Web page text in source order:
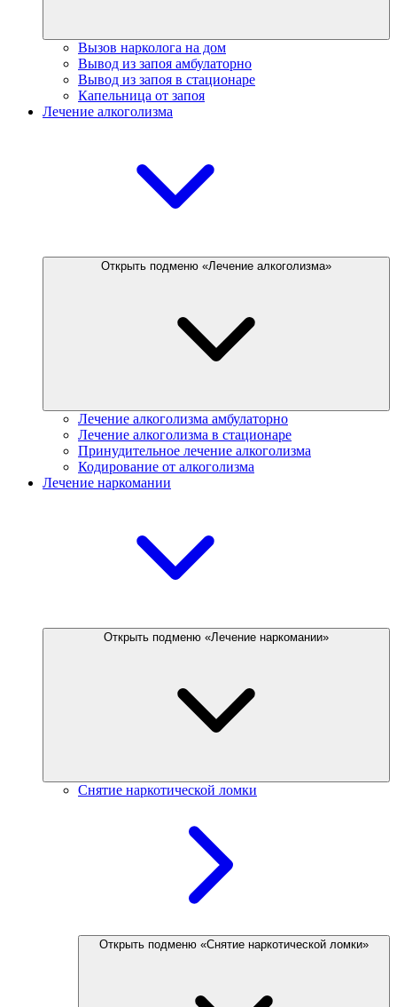
Вызов нарколога на дом
Вывод из запоя амбулаторно
Вывод из запоя в стационаре
Капельница от запоя
Лечение алкоголизма
Открыть подменю «Лечение алкоголизма»
Лечение алкоголизма амбулаторно
Лечение алкоголизма в стационаре
Принудительное лечение алкоголизма
Кодирование от алкоголизма
Лечение наркомании
Открыть подменю «Лечение наркомании»
Снятие наркотической ломки
Открыть подменю «Снятие наркотической ломки»